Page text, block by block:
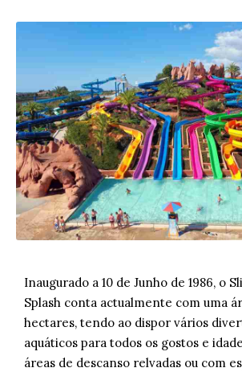
Inaugurado a 10 de Junho de 1986, o
Splash conta actualmente com uma
hectares, tendo ao dispor vários
aquáticos para todos os gostos e
áreas de descanso relvadas ou com